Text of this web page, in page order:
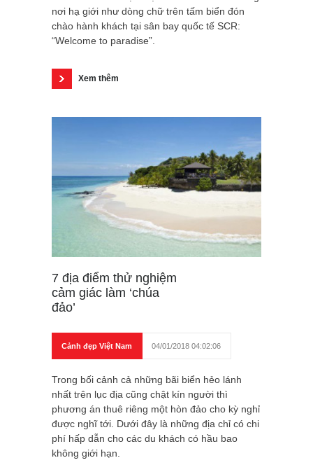
nơi hạ giới như dòng chữ trên tấm biển đón
chào hành khách tại sân bay quốc tế SCR:
“Welcome to paradise”.
Xem thêm
7 địa điểm thử nghiệm
cảm giác làm ‘chúa
đảo’
Cảnh đẹp Việt Nam 04/01/2018 04:02:06
Trong bối cảnh cả những bãi biển hẻo lánh
nhất trên lục địa cũng chật kín người thì
phương án thuê riêng một hòn đảo cho kỳ nghỉ
được nghĩ tới. Dưới đây là những địa chỉ có chi
phí hấp dẫn cho các du khách có hầu bao
không giới hạn.